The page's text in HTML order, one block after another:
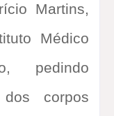
Martins,
Médico
pedindo
corpos